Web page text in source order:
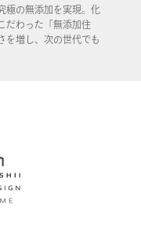
極の無添加を実現。化
だわった「無添加住
を増し、次の世代でも